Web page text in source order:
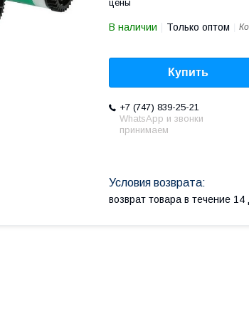
цены
В наличии Только оптом
Купить
+7 (747) 839-25-21
WhatsApp и звонки
принимаем
возврат товара в течение 14